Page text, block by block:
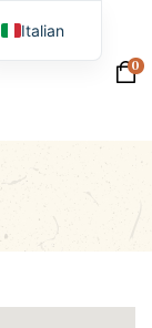
0
Italian